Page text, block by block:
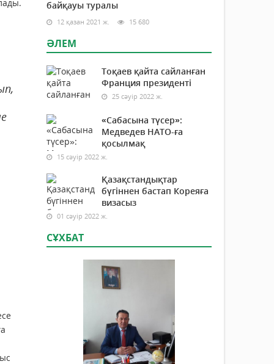
байқауы туралы
12 қазан 2021 ж. 15 680
ӘЛЕМ
Тоқаев қайта сайланған
Франция президенті
25 сәуір 2022 ж.
«Сабасына түсер»:
Медведев НАТО-ға
қосылмақ
15 сәуір 2022 ж.
Қазақстандықтар
бүгіннен бастап Кореяға
визасыз
01 сәуір 2022 ж.
СҰХБАТ